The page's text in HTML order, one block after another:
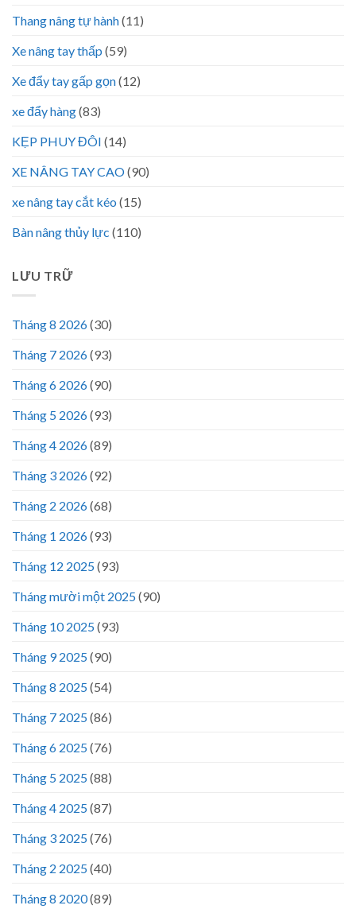
Thang nâng tự hành(11)
Xe nâng tay thấp (59)
Xe đẩy tay gấp gọn(12)
xe đẩy hàng(83)
KẸP PHUY ĐÔI (14)
XE NÂNG TAY CAO(90)
xe nâng tay cắt kéo (15)
Bàn nâng thủy lực (110)
LƯU TRỮ
Tháng 8 2026(30)
Tháng 7 2026(93)
Tháng 6 2026(90)
Tháng 5 2026(93)
Tháng 4 2026(89)
Tháng 3 2026(92)
Tháng 2 2026(68)
Tháng 1 2026(93)
Tháng 12 2025(93)
Tháng mười một 2025(90)
Tháng 10 2025(93)
Tháng 9 2025(90)
Tháng 8 2025(54)
Tháng 7 2025(86)
Tháng 6 2025(76)
Tháng 5 2025(88)
Tháng 4 2025(87)
Tháng 3 2025(76)
Tháng 2 2025(40)
Tháng 8 2020(89)